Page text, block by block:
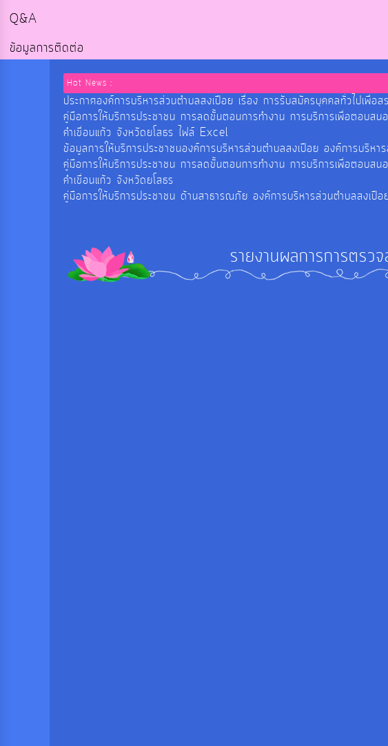
Q&A
ข้อมูลการติดต่อ
Hot News :
ประกาศองค์การบริหารส่วนตำบลสงเปือย เรื่อง การรับสมัครบุคคลทั่วไปเพื่อส
คู่มือการให้บริการประชาชน การลดขั้นตอนการทำงาน การบริการเพื่อตอบส
คำเขื่อนแก้ว จังหวัดยโสธร ไฟล์ Excel
ข้อมูลการให้บริการประชาชนองค์การบริหารส่วนตำบลสงเปือย องค์การบริ
คู่มือการให้บริการประชาชน การลดขั้นตอนการทำงาน การบริการเพื่อตอบส
คำเขื่อนแก้ว จังหวัดยโสธร
คู่มือการให้บริการประชาชน ด้านสาธารณภัย องค์การบริหารส่วนตำบลสงเปือ
รายงานผลการการตรว